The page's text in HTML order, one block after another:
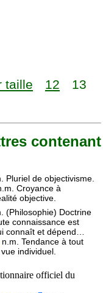
taille 12
13
contenant
Pluriel de objectivisme.
Croyance à
objective.
(Philosophie) Doctrine
connaissance est
connaît et dépend…
n.m. Tendance à tout
individuel.
officiel du